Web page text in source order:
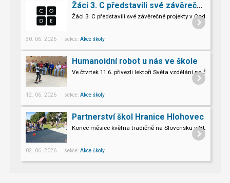
Žáci 3. C představili své závěrečné projekty v Code.org
Žáci 3. C představili své závěrečné projekty v Code.org
30. 06. 2026 sekce: Akce školy
Humanoidní robot u nás ve škole
Ve čtvrtek 11.6. přivezli lektoři Světa vzdělání na
Pro naše třeťáky a páťáky to byl opravdu nevšední zážitek.
12. 06. 2026 sekce: Akce školy
Partnerství škol Hranice Hlohovec
Konec měsíce května tradičně na Slovensku v HLOHOVCI!
02. 06. 2026 sekce: Akce školy